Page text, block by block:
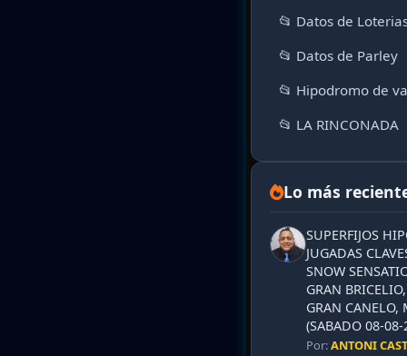
📂 Datos de
📂 Datos de Parley
📂 Hipodromo de
📂 LA RINCONADA
Lo más
SUPERFIJOS
JUGADAS
SNOW
GRAN
GRAN CANELO,
(SABADO 08-
Por:ANTONI